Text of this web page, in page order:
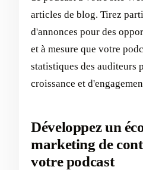
articles de blog. Tirez
d'annonces pour des
et à mesure que votre
statistiques des auditeurs
croissance et
Développez un
marketing de
votre podcast